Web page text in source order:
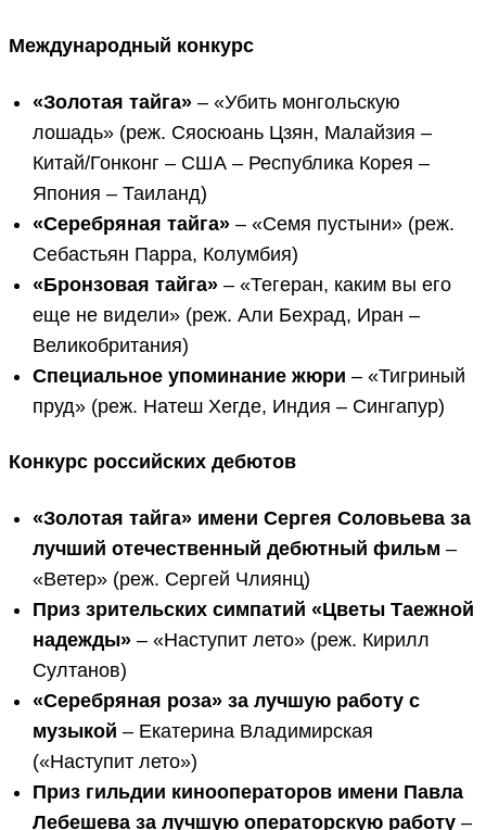
Международный конкурс
«Золотая тайга» – «Убить монгольскую
лошадь» (реж. Сяосюань Цзян, Малайзия –
Китай/Гонконг – США – Республика Корея –
Япония – Таиланд)
«Серебряная тайга» – «Семя пустыни» (реж.
Себастьян Парра, Колумбия)
«Бронзовая тайга» – «Тегеран, каким вы его
еще не видели» (реж. Али Бехрад, Иран –
Великобритания)
Специальное упоминание жюри – «Тигриный
пруд» (реж. Натеш Хегде, Индия – Сингапур)
Конкурс российских дебютов
«Золотая тайга» имени Сергея Соловьева за
лучший отечественный дебютный фильм –
«Ветер» (реж. Сергей Члиянц)
Приз зрительских симпатий «Цветы Таежной
надежды» – «Наступит лето» (реж. Кирилл
Султанов)
«Серебряная роза» за лучшую работу с
музыкой – Екатерина Владимирская
(«Наступит лето»)
Приз гильдии кинооператоров имени Павла
Лебешева за лучшую операторскую работу –